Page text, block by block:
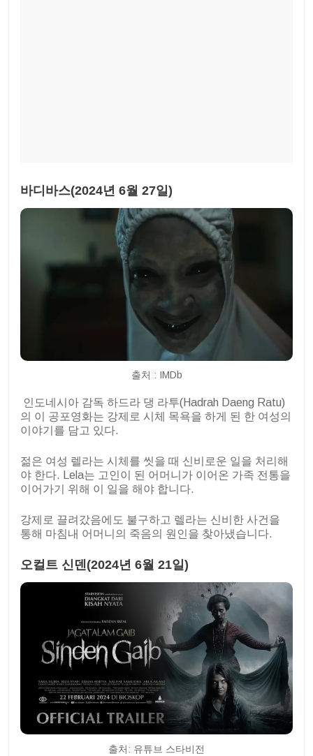
바디바스(2024년 6월 27일)
출처 : IMDb
인도네시아 감독 하드라 댕 라투(Hadrah Daeng Ratu)
의 이 공포영화는 강제로 시체 목욕을 하게 된 한 여성의
이야기를 담고 있다.
젊은 여성 렐라는 시체를 씻을 때 신비로운 일을 처리해
야 한다. Lela는 고인이 된 어머니가 이어온 가족 전통을
이어가기 위해 이 일을 해야 합니다.
강제로 끌려갔음에도 불구하고 렐라는 신비한 사건을
통해 마침내 어머니의 죽음의 원인을 찾아냈습니다.
오컬트 신덴(2024년 6월 21일)
출처: 유튜브 스타비전